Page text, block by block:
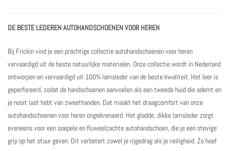
DE BESTE LEDEREN AUTOHANDSCHOENEN VOOR HEREN
Bij Frickin vind je een prachtige collectie autohandschoenen voor heren
vervaardigd uit de beste natuurlijke materialen. Onze collectie wordt in Nederland
ontworpen en vervaardigd uit 100% lamsleder van de beste kwaliteit. Het leer is
geperforeerd, zodat de handschoenen aanvoelen als een tweede huid die ademt en
je nooit last hebt van zweethanden. Dat maakt het draagcomfort van onze
autohandschoenen voor heren ongeëvenaard. Het gladde, dikke lamsleder zorgt
eveneens voor een soepele en fluweelzachte autohandschoen, die je een stevige
grip op het stuur geven. Dit verbetert zowel je rijgedrag als je veiligheid. Zo hoef